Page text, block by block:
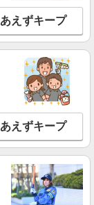
えずキープ
えずキープ